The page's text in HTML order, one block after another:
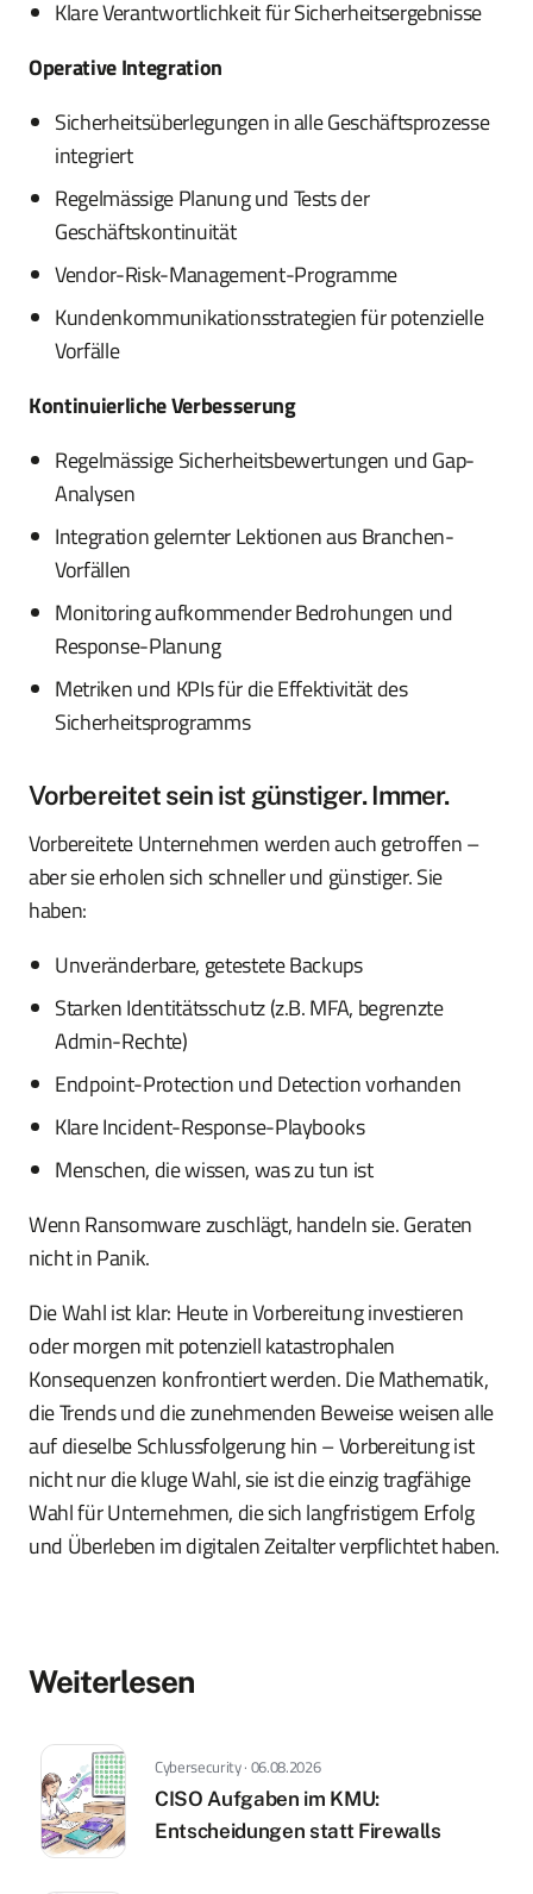
Klare Verantwortlichkeit für Sicherheitsergebnisse
Operative Integration
Sicherheitsüberlegungen in alle Geschäftsprozesse
integriert
Regelmässige Planung und Tests der
Geschäftskontinuität
Vendor-Risk-Management-Programme
Kundenkommunikationsstrategien für potenzielle
Vorfälle
Kontinuierliche Verbesserung
Regelmässige Sicherheitsbewertungen und Gap-
Analysen
Integration gelernter Lektionen aus Branchen-
Vorfällen
Monitoring aufkommender Bedrohungen und
Response-Planung
Metriken und KPIs für die Effektivität des
Sicherheitsprogramms
Vorbereitet sein ist günstiger. Immer.
Vorbereitete Unternehmen werden auch getroffen –
aber sie erholen sich schneller und günstiger. Sie
haben:
Unveränderbare, getestete Backups
Starken Identitätsschutz (z.B. MFA, begrenzte
Admin-Rechte)
Endpoint-Protection und Detection vorhanden
Klare Incident-Response-Playbooks
Menschen, die wissen, was zu tun ist
Wenn Ransomware zuschlägt, handeln sie. Geraten
nicht in Panik.
Die Wahl ist klar: Heute in Vorbereitung investieren
oder morgen mit potenziell katastrophalen
Konsequenzen konfrontiert werden. Die Mathematik,
die Trends und die zunehmenden Beweise weisen alle
auf dieselbe Schlussfolgerung hin – Vorbereitung ist
nicht nur die kluge Wahl, sie ist die einzig tragfähige
Wahl für Unternehmen, die sich langfristigem Erfolg
und Überleben im digitalen Zeitalter verpflichtet haben.
Weiterlesen
Cybersecurity · 06.08.2026
CISO Aufgaben im KMU:
Entscheidungen statt Firewalls